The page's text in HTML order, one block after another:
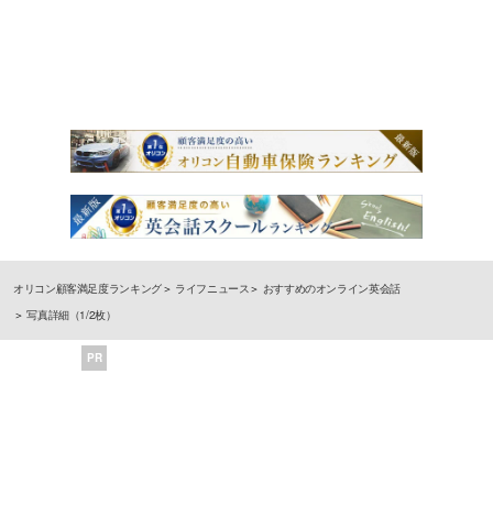
オリコン顧客満足度ランキング ライフニュース
おすすめのオンライン英会話
写真詳細（1/2枚）
PR